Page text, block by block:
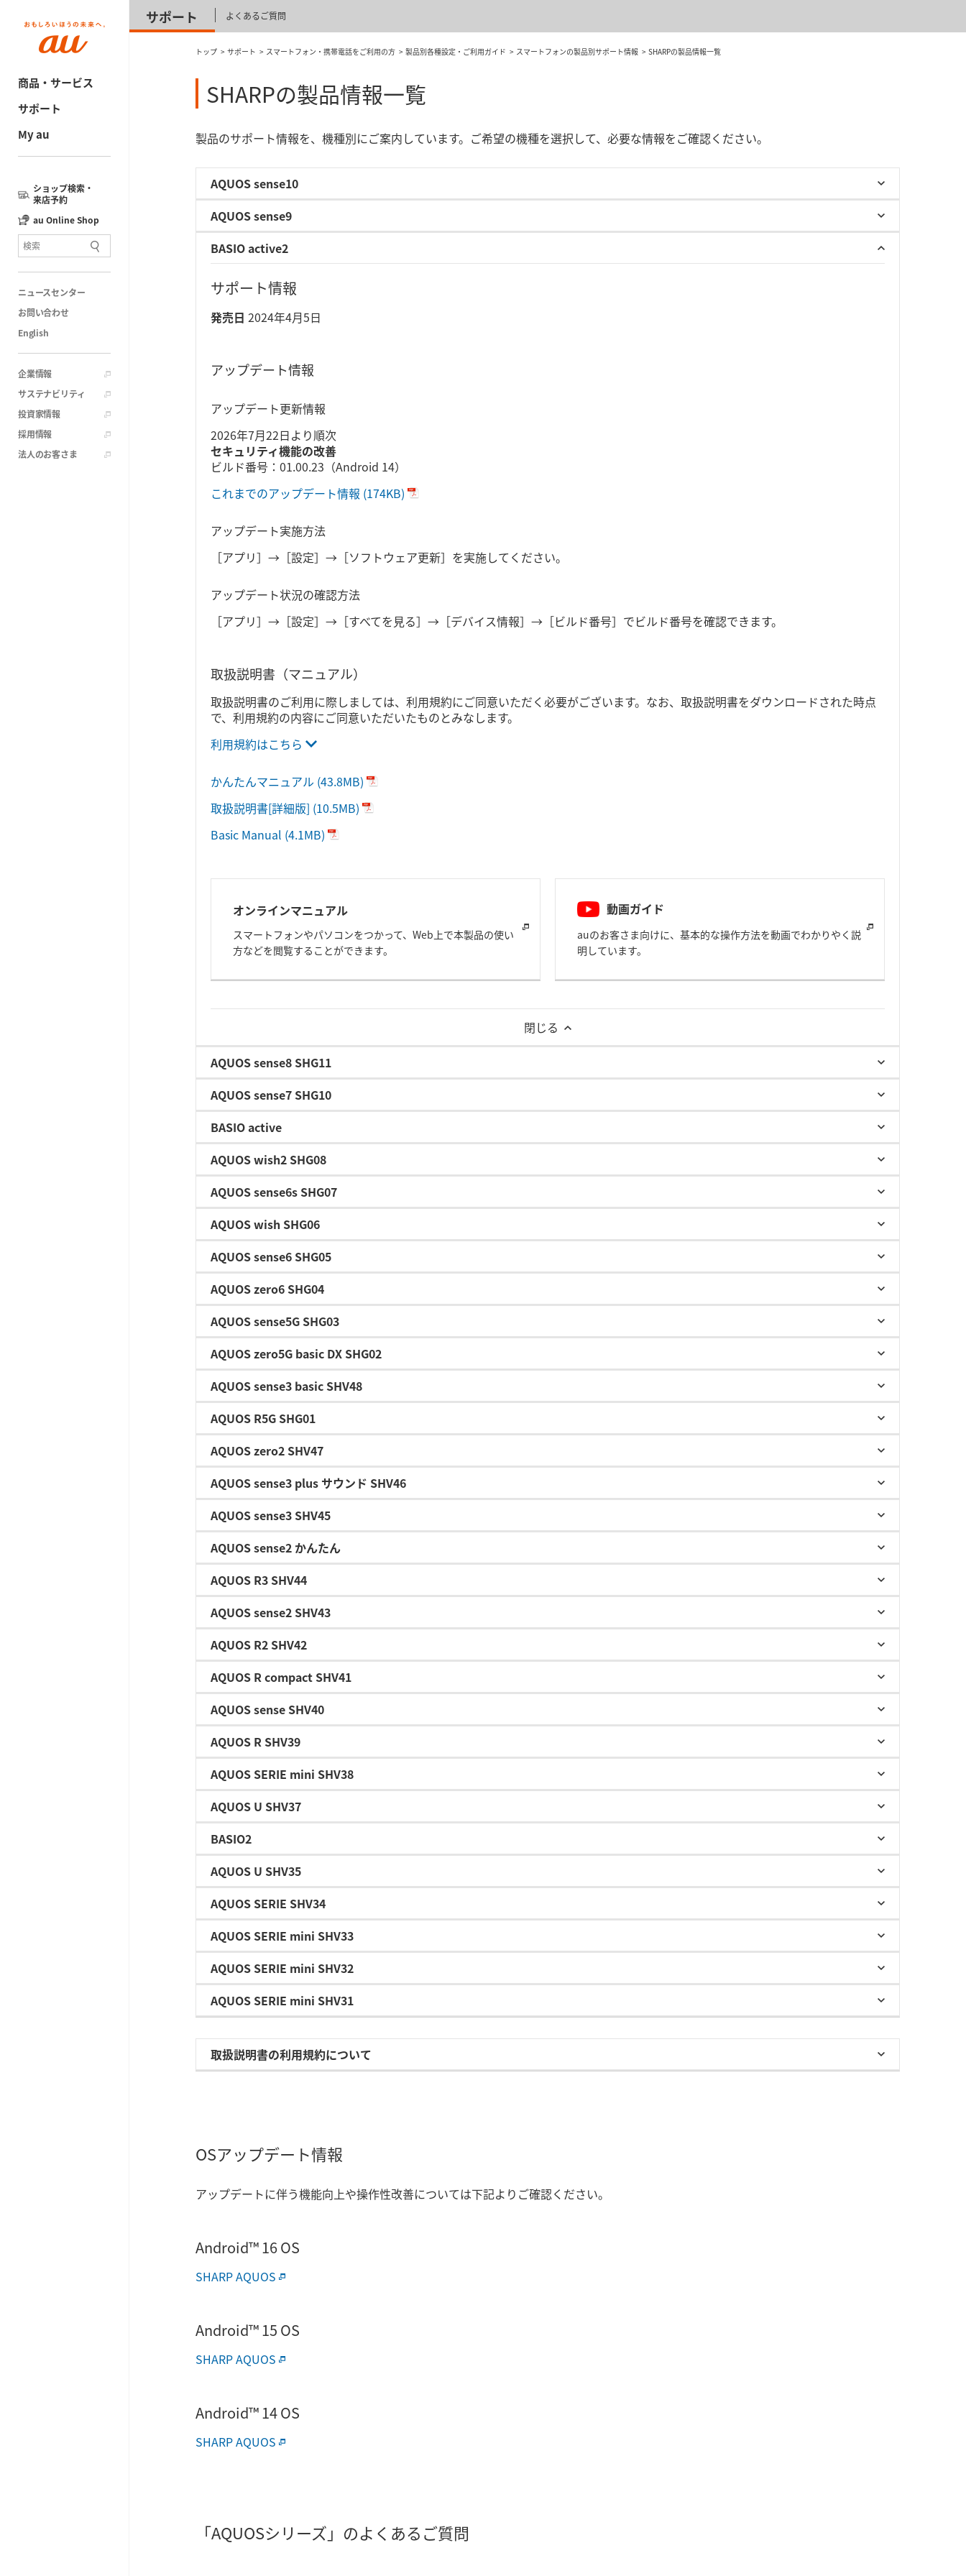
商品・サービス
サポート
My au
ショップ検索・
来店予約
au Online Shop
ニュースセンター
お問い合わせ
English
企業情報
サステナビリティ
投資家情報
採用情報
法人のお客さま
サポート よくあるご質問
トップ サポート スマートフォン・携帯電話をご利用の方 製品別各種設定・ご利用ガイド スマートフォンの製品別サポート情報 SHARPの製品情報一覧
SHARPの製品情報一覧
製品のサポート情報を、機種別にご案内しています。ご希望の機種を選択して、必要な情報をご確認ください。
AQUOS sense10
AQUOS sense9
BASIO active2
サポート情報
発売日 2024年4月5日
アップデート情報
アップデート更新情報
2026年7月22日より順次
セキュリティ機能の改善
ビルド番号：01.00.23（Android 14）
これまでのアップデート情報 (174KB)
アップデート実施方法
［アプリ］→［設定］→［ソフトウェア更新］を実施してください。
アップデート状況の確認方法
［アプリ］→［設定］→［すべてを見る］→［デバイス情報］→［ビルド番号］でビルド番号を確認できます。
取扱説明書（マニュアル）
取扱説明書のご利用に際しましては、利用規約にご同意いただく必要がございます。なお、取扱説明書をダウンロードされた時点
で、利用規約の内容にご同意いただいたものとみなします。
利用規約はこちら
かんたんマニュアル (43.8MB)
取扱説明書[詳細版] (10.5MB)
Basic Manual (4.1MB)
オンラインマニュアル
スマートフォンやパソコンをつかって、Web上で本製品の使い
方などを閲覧することができます。
動画ガイド
auのお客さま向けに、基本的な操作方法を動画でわかりやく説
明しています。
閉じる
AQUOS sense8 SHG11
AQUOS sense7 SHG10
BASIO active
AQUOS wish2 SHG08
AQUOS sense6s SHG07
AQUOS wish SHG06
AQUOS sense6 SHG05
AQUOS zero6 SHG04
AQUOS sense5G SHG03
AQUOS zero5G basic DX SHG02
AQUOS sense3 basic SHV48
AQUOS R5G SHG01
AQUOS zero2 SHV47
AQUOS sense3 plus サウンド SHV46
AQUOS sense3 SHV45
AQUOS sense2 かんたん
AQUOS R3 SHV44
AQUOS sense2 SHV43
AQUOS R2 SHV42
AQUOS R compact SHV41
AQUOS sense SHV40
AQUOS R SHV39
AQUOS SERIE mini SHV38
AQUOS U SHV37
BASIO2
AQUOS U SHV35
AQUOS SERIE SHV34
AQUOS SERIE mini SHV33
AQUOS SERIE mini SHV32
AQUOS SERIE mini SHV31
取扱説明書の利用規約について
OSアップデート情報
アップデートに伴う機能向上や操作性改善については下記よりご確認ください。
Android™ 16 OS
SHARP AQUOS
Android™ 15 OS
SHARP AQUOS
Android™ 14 OS
SHARP AQUOS
「AQUOSシリーズ」のよくあるご質問